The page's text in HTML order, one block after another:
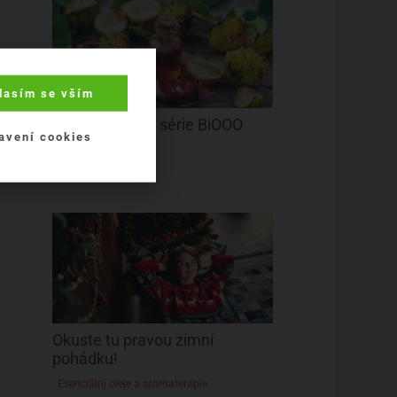
Již čtvrtý díl ze série BiOOO
tinktur!
Okuste tu pravou zimní
pohádku!
Esenciální oleje a aromaterapie
se vším
cookies